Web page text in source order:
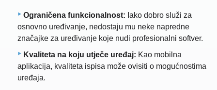
Ograničena funkcionalnost: Iako dobro služi za
osnovno uređivanje, nedostaju mu neke napredne
značajke za uređivanje koje nudi profesionalni softver.
Kvaliteta na koju utječe uređaj: Kao mobilna
aplikacija, kvaliteta ispisa može ovisiti o mogućnostima
uređaja.